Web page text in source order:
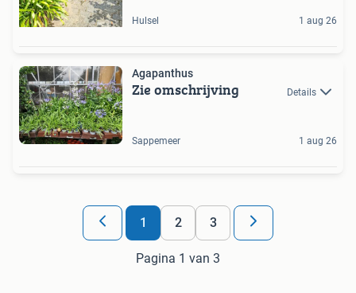
Hulsel 1 aug 26
Agapanthus
Zie omschrijving Details
Sappemeer 1 aug 26
1 2 3
Pagina 1 van 3